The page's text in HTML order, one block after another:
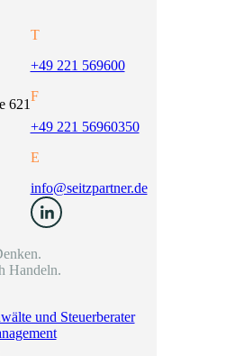
621
T
+49 221 569600
F
+49 221 56960350
E
info@seitzpartner.de
Handeln.
und Steuerberater